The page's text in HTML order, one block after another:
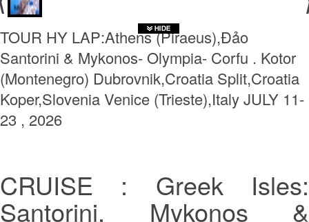
TOUR HY LAP:Athens (Piraeus),Đảo
Santorini & Mykonos- Olympia- Corfu . Kotor
(Montenegro) Dubrovnik,Croatia Split,Croatia
Koper,Slovenia Venice (Trieste),Italy JULY 11-
23 , 2026
CRUISE : Greek Isles:
Santorini, Mykonos &